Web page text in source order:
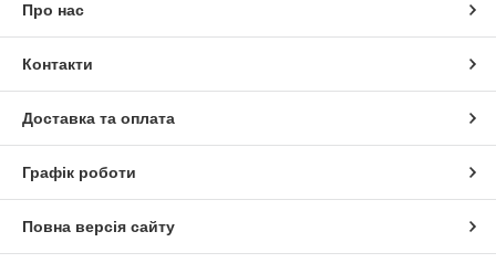
Про нас
Контакти
Доставка та оплата
Графік роботи
Повна версія сайту